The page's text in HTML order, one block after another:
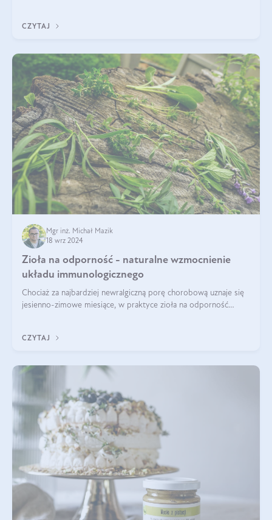
CZYTAJ
Mgr inż. Michał Mazik
18 wrz 2024
Zioła na odporność - naturalne wzmocnienie
układu immunologicznego
Chociaż za najbardziej newralgiczną porę chorobową uznaje się
jesienno-zimowe miesiące, w praktyce zioła na odporność
CZYTAJ